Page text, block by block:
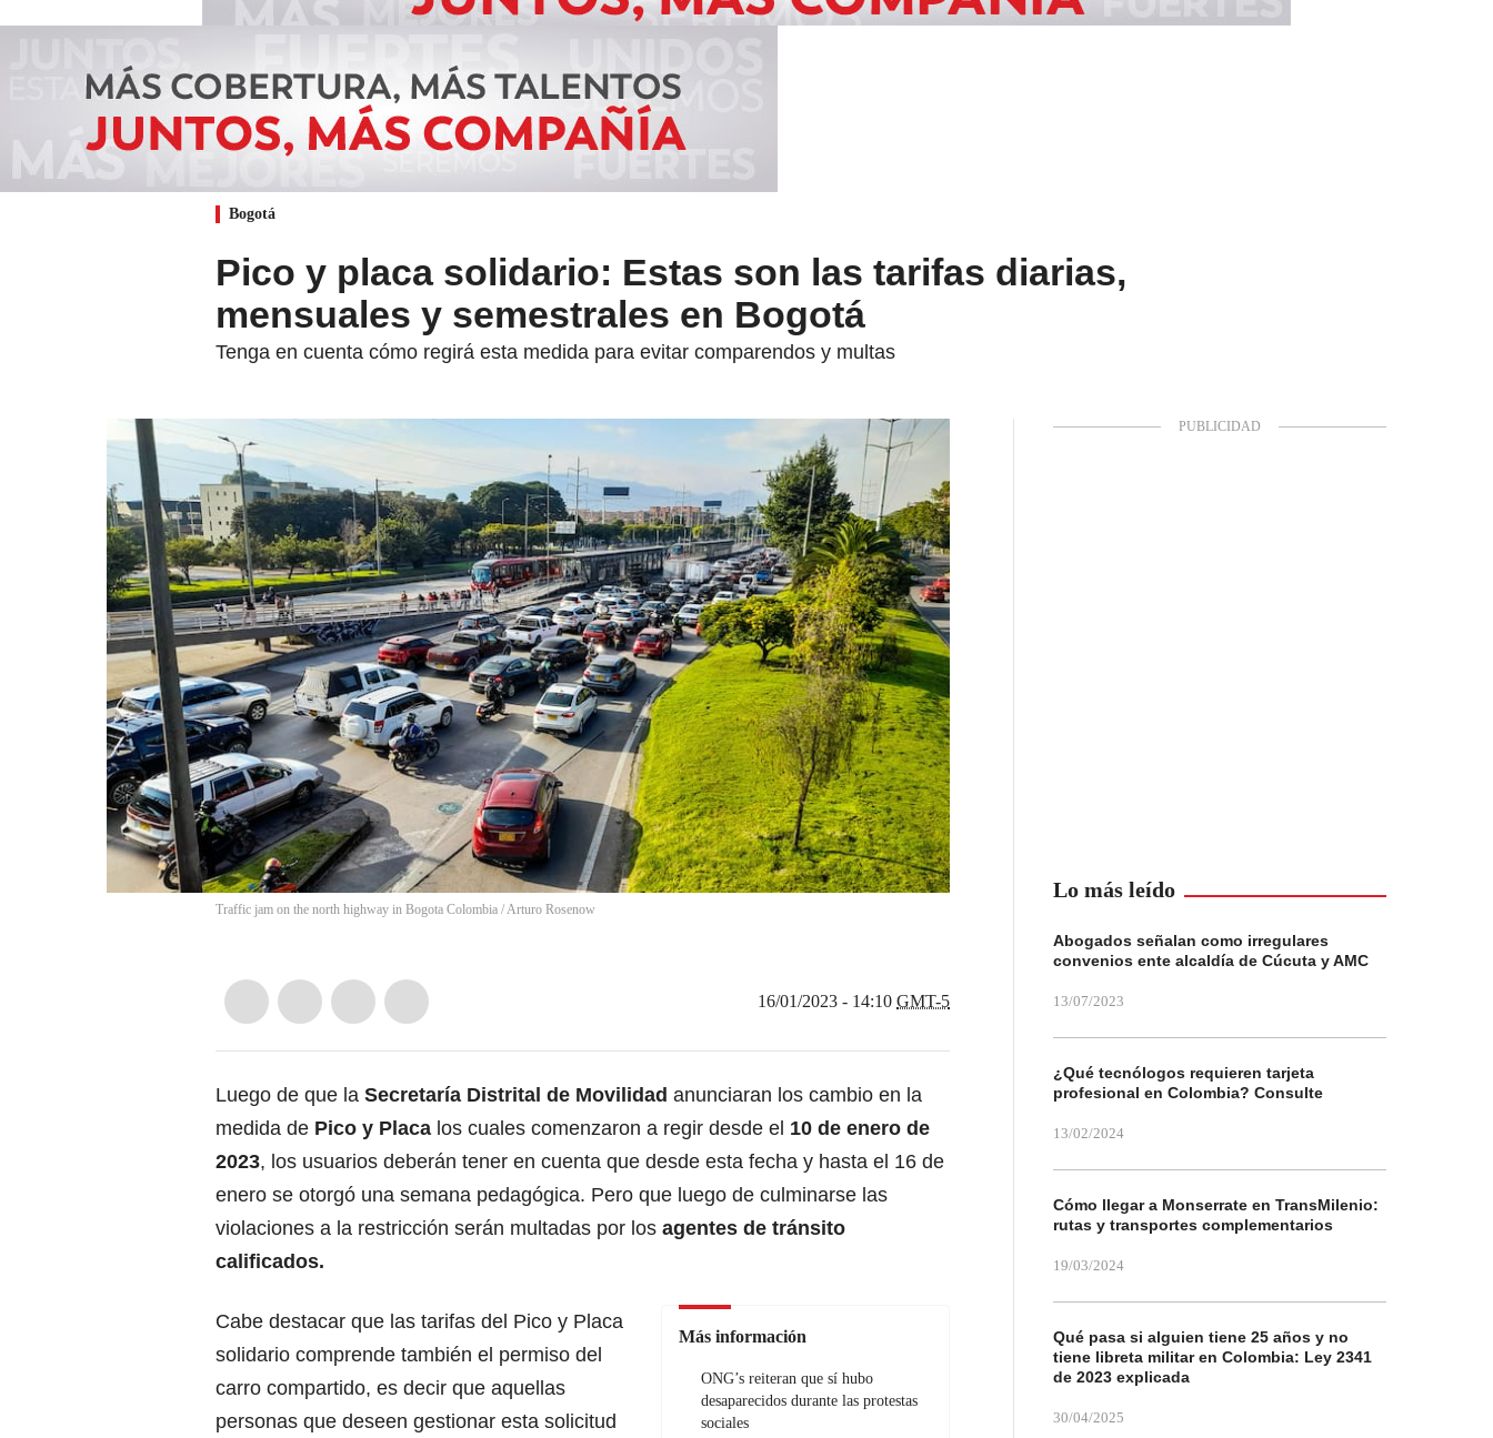
Bogotá
Pico y placa solidario: Estas son las tarifas diarias,
mensuales y semestrales en Bogotá
Tenga en cuenta cómo regirá esta medida para evitar comparendos y multas
Traffic jam on the north highway in Bogota Colombia /Arturo Rosenow
16/01/2023 - 14:10 GMT-5
Luego de que la Secretaría Distrital de Movilidad anunciaran los cambio en la
medida de Pico y Placa los cuales comenzaron a regir desde el 10 de enero de
2023, los usuarios deberán tener en cuenta que desde esta fecha y hasta el 16 de
enero se otorgó una semana pedagógica. Pero que luego de culminarse las
violaciones a la restricción serán multadas por los agentes de tránsito
calificados.
Más información
ONG’s reiteran que sí hubo
desaparecidos durante las protestas
sociales
Cabe destacar que las tarifas del Pico y Placa
solidario comprende también el permiso del
carro compartido, es decir que aquellas
personas que deseen gestionar esta solicitud
Lo más leído
Abogados señalan como irregulares
convenios ente alcaldía de Cúcuta y AMC
13/07/2023
¿Qué tecnólogos requieren tarjeta
profesional en Colombia? Consulte
13/02/2024
Cómo llegar a Monserrate en TransMilenio:
rutas y transportes complementarios
19/03/2024
Qué pasa si alguien tiene 25 años y no
tiene libreta militar en Colombia: Ley 2341
de 2023 explicada
30/04/2025